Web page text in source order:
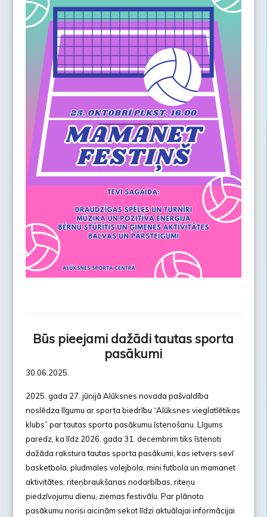
Būs pieejami dažādi tautas sporta
pasākumi
30.06.2025.
2025. gada 27. jūnijā Alūksnes novada pašvaldība
noslēdza līgumu ar sporta biedrību “Alūksnes vieglatlētikas
klubs” par tautas sporta pasākumu īstenošanu. Līgums
paredz, ka līdz 2026. gada 31. decembrim tiks īstenoti
dažāda rakstura tautas sporta pasākumi, kas ietvers sevī
basketbola, pludmales volejbola, mini futbola un mamanet
aktivitātes, riteņbraukšanas nodarbības, riteņu
piedzīvojumu dienu, ziemas festivālu. Par plānoto
pasākumu norisi aicinām sekot līdzi aktuālajai informācijai